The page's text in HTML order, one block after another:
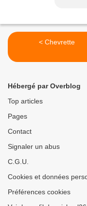
< Chevrette
Hébergé par Overblog
Top articles
Pages
Contact
Signaler un abus
C.G.U.
Cookies et données
Préférences cookies